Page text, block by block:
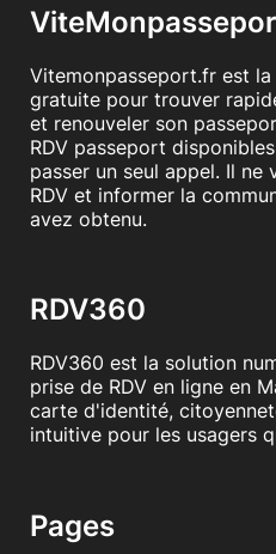
Vitemonpasseport.fr est
gratuite pour trouver
et renouveler son
RDV passeport
passer un seul appel. Il ne
RDV et informer la
avez obtenu.
RDV360
RDV360 est la solution
prise de RDV en ligne en
carte d'identité,
intuitive pour les usagers
Pages